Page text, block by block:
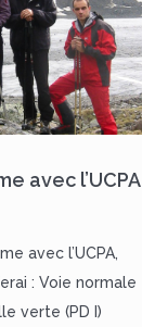
avec l’UCPA
avec l’UCPA,
: Voie normale
verte (PD I)